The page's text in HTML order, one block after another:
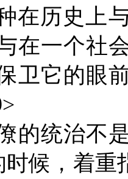
历史上
在一个社
卫它的眼
统治不是
时候，着